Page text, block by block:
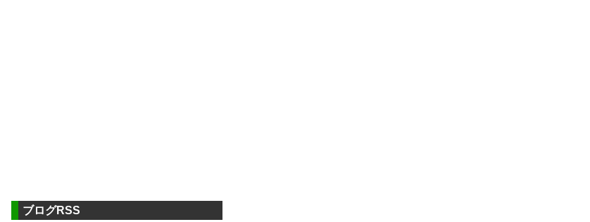
ン (kkrosinante)2022, 8月 3
ブログRSS